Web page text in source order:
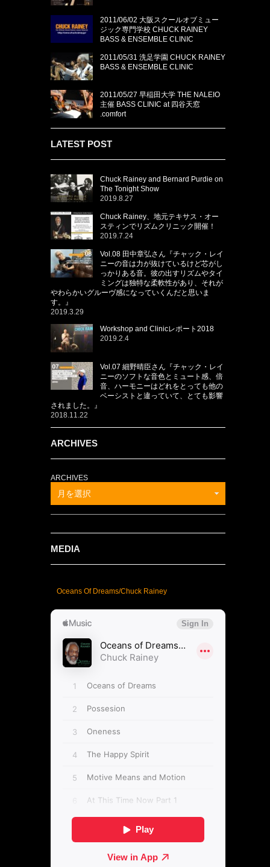
2011/06/02 大阪スクールオブミュー
ジック専門学校 CHUCK RAINEY
BASS & ENSEMBLE CLINIC
2011/05/31 洗足学園 CHUCK RAINEY
BASS & ENSEMBLE CLINIC
2011/05/27 早稲田大学 THE NALEIO
主催 BASS CLINIC at 四谷天窓
.comfort
LATEST POST
Chuck Rainey and Bernard Purdie on
The Tonight Show
2019.8.27
Chuck Rainey、地元テキサス・オー
スティンでリズムクリニック開催！
2019.7.24
Vol.08 田中章弘さん『チャック・レイ
ニーの音は力が抜けているけど芯がし
っかりある音。彼の出すリズムやタイ
ミングは独特な柔軟性があり、それが
やわらかいグルーヴ感になっていくんだと思いま
す。』
2019.3.29
Workshop and Clinicレポート2018
2019.2.4
Vol.07 細野晴臣さん『チャック・レイ
ニーのソフトな音色とミュート感、倍
音、ハーモニーはどれをとっても他の
ベーシストと違っていて、とても影響
されました。』
2018.11.22
ARCHIVES
ARCHIVES
月を選択
MEDIA
Oceans Of Dreams/Chuck Rainey